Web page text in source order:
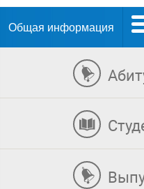
Общая информация